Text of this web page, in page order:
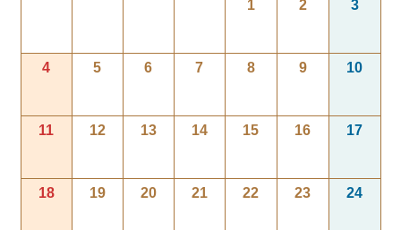
1 2 3
4 5 6 7 8 9 10
11 12 13 14 15 16 17
18 19 20 21 22 23 24